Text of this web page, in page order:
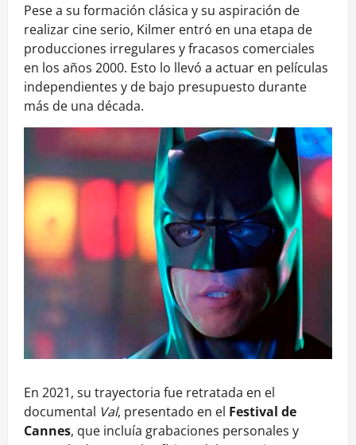
Pese a su formación clásica y su aspiración de
realizar cine serio, Kilmer entró en una etapa de
producciones irregulares y fracasos comerciales
en los años 2000. Esto lo llevó a actuar en películas
independientes y de bajo presupuesto durante
más de una década.
En 2021, su trayectoria fue retratada en el
documental Val, presentado en el Festival de
Cannes, que incluía grabaciones personales y